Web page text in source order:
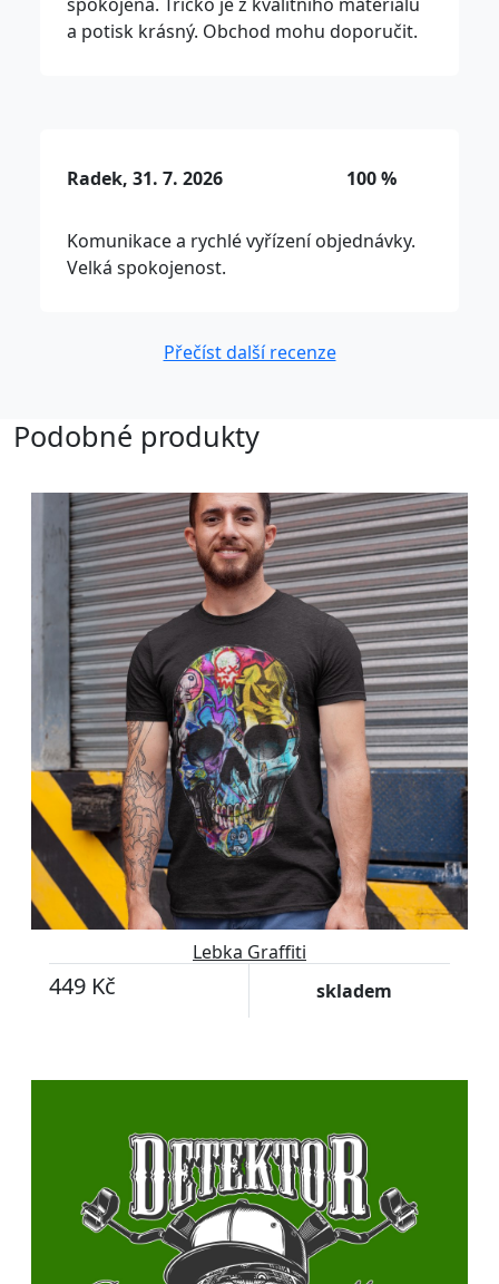
spokojená. Tričko je z kvalitního materiálu
a potisk krásný. Obchod mohu doporučit.
Radek, 31. 7. 2026 100 %
Komunikace a rychlé vyřízení objednávky.
Velká spokojenost.
Přečíst další recenze
Podobné produkty
Lebka Graffiti
449 Kč skladem